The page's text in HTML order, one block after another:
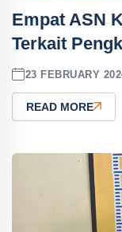
Empat ASN
Terkait
23 FEBRUARY
READ MORE